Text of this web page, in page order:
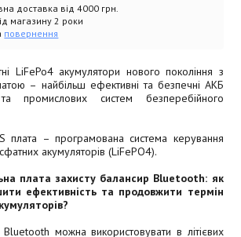
доставка від 4000 грн.
магазину 2 роки
повернення
LiFePo4 акумулятори нового покоління з
– найбільш ефективні та безпечні АКБ
промислових систем безперебійного
плата – програмована система керування
акумуляторів (LiFePO4).
плата захисту балансир Bluetooth: як
ефективність та продовжити термін
можна використовувати в літієвих